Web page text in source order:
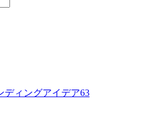
ディングアイデア63